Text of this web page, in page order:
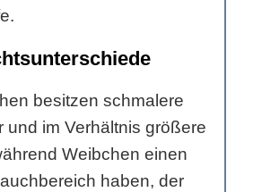
besitzen schmalere
und im Verhältnis größere
Weibchen einen
haben, der